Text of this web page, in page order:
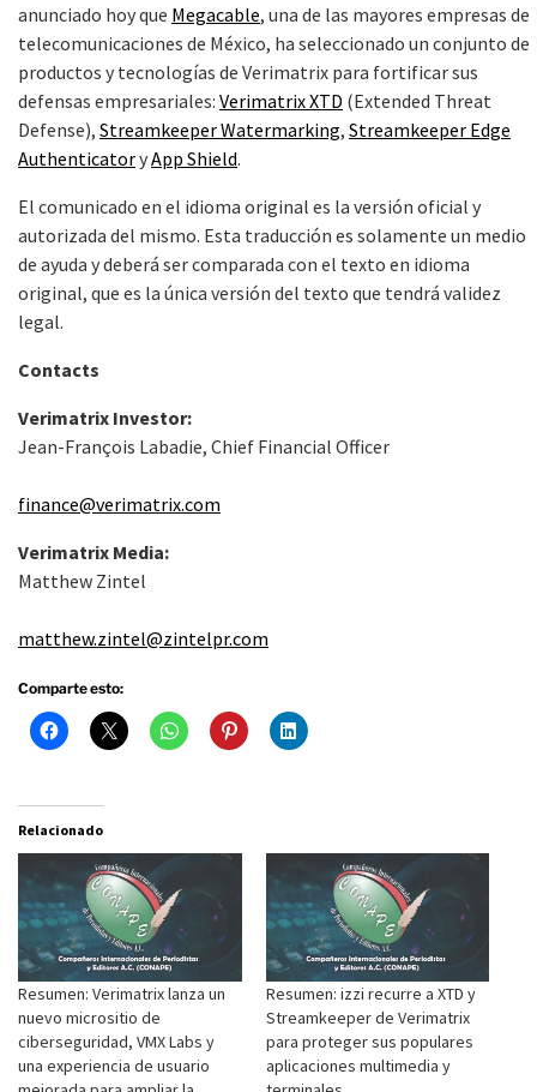
anunciado hoy que Megacable, una de las mayores empresas de
telecomunicaciones de México, ha seleccionado un conjunto de
productos y tecnologías de Verimatrix para fortificar sus
defensas empresariales: Verimatrix XTD (Extended Threat
Defense), Streamkeeper Watermarking, Streamkeeper Edge
AuthenticatoryApp Shield.
El comunicado en el idioma original es la versión oficial y
autorizada del mismo. Esta traducción es solamente un medio
de ayuda y deberá ser comparada con el texto en idioma
original, que es la única versión del texto que tendrá validez
legal.
Contacts
Verimatrix Investor:
Jean-François Labadie, Chief Financial Officer
finance@verimatrix.com
Verimatrix Media:
Matthew Zintel
matthew.zintel@zintelpr.com
Comparte esto:
Relacionado
Resumen: Verimatrix lanza un
nuevo micrositio de
ciberseguridad, VMX Labs y
una experiencia de usuario
Resumen: izzi recurre a XTD y
Streamkeeper de Verimatrix
para proteger sus populares
aplicaciones multimedia y